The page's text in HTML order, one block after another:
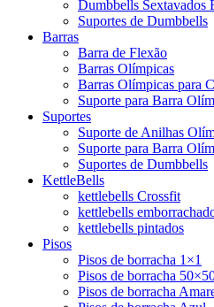
Dumbbells Sextavados
Suportes de Dumbbells
Barras
Barra de Flexão
Barras Olímpicas
Barras Olímpicas para
Suporte para Barra
Suportes
Suporte de Anilhas
Suporte para Barra
Suportes de Dumbbells
KettleBells
kettlebells Crossfit
kettlebells
kettlebells pintados
Pisos
Pisos de borracha 1×1
Pisos de borracha
Pisos de borracha